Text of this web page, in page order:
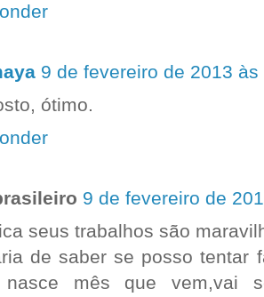
9 de fevereiro de 2013 às
ótimo.
9 de fevereiro de
seus trabalhos são
de saber se posso tentar
nasce mês que vem,vai